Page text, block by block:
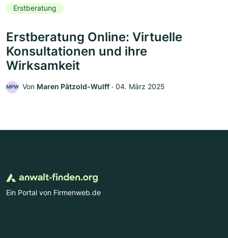
Erstberatung
Erstberatung Online: Virtuelle
Konsultationen und ihre
Wirksamkeit
MPW Von Maren Pätzold-Wulff ‧ 04. März 2025
Ein Portal von Firmenweb.de